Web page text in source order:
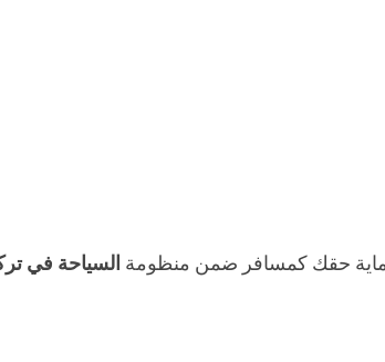
حقك كمسافر ضمن منظومةالسياحة في